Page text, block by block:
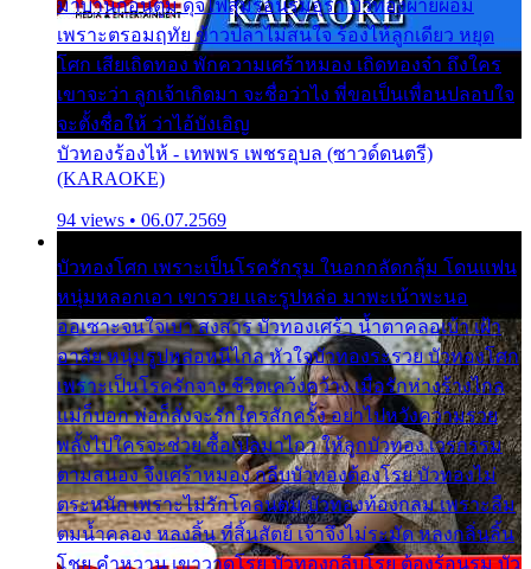
มาบานก่อนตูม ดุจไฟสุมร้อนรุมอุรา บัวทองผ่ายผอม
เพราะตรอมฤทัย ข้าวปลาไม่สนใจ ร้องไห้ลูกเดียว หยุด
โศก เสียเถิดทอง พักความเศร้าหมอง เถิดทองจ๋า ถึงใคร
เขาจะว่า ลูกเจ้าเกิดมา จะชื่อว่าไง พี่ขอเป็นเพื่อนปลอบใจ
จะตั้งชื่อให้ ว่าไอ้บังเอิญ
บัวทองร้องไห้ - เทพพร เพชรอุบล (ซาวด์ดนตรี)
(KARAOKE)
94 views • 06.07.2569
บัวทองโศก เพราะเป็นโรครักรุม ในอกกลัดกลุ้ม โดนแฟน
หนุ่มหลอกเอา เขารวย และรูปหล่อ มาพะเน้าพะนอ
ออเซาะจนใจเบา สงสาร บัวทองเศร้า น้ำตาคลอเบ้า เฝ้า
อาลัย หนุ่มรูปหล่อหนีไกล หัวใจบัวทองระรวย บัวทองโศก
เพราะเป็นโรครักจาง ชีวิตเคว้งคว้าง เมื่อรักห่างร้างไกล
แม่ก็บอก พ่อก็สั่งจะรักใครสักครั้ง อย่าไปหวังความรวย
พลั้งไปใครจะช่วย ซื้อเปลมาไกว ให้ลูกบัวทอง เวรกรรม
ตามสนอง จึงเศร้าหมอง กลีบบัวทองต้องโรย บัวทองไม่
ตระหนัก เพราะไม่รักโคลนตม บัวทองท้องกลม เพราะลืม
ตมน้ำคลอง หลงลิ้น ที่สิ้นสัตย์ เจ้าจึงไม่ระมัด หลงกลิ่นลิ้น
โชย คำหวาน เขาวาดโรย บัวทองกลีบโรย ต้องร้อนรุม บัว